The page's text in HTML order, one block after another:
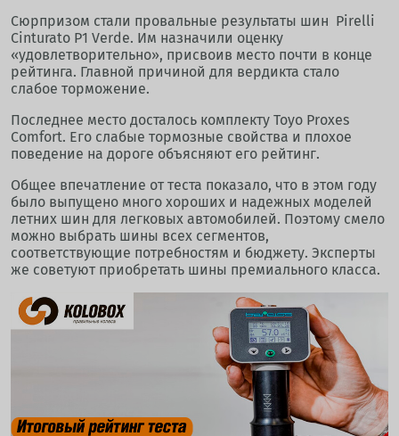
Сюрпризом стали провальные результаты шин Pirelli
Cinturato P1 Verde. Им назначили оценку
«удовлетворительно», присвоив место почти в конце
рейтинга. Главной причиной для вердикта стало
слабое торможение.
Последнее место досталось комплекту Toyo Proxes
Comfort. Его слабые тормозные свойства и плохое
поведение на дороге объясняют его рейтинг.
Общее впечатление от теста показало, что в этом году
было выпущено много хороших и надежных моделей
летних шин для легковых автомобилей. Поэтому смело
можно выбрать шины всех сегментов,
соответствующие потребностям и бюджету. Эксперты
же советуют приобретать шины премиального класса.